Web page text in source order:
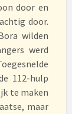
door en
door.
wilden
werd
112-hulp
te maken
maar